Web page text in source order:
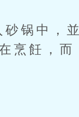
锅中，並
烹飪，而